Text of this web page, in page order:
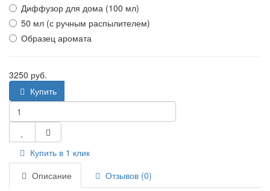
Диффузор для дома (100 мл)
50 мл (с ручным распылителем)
Образец аромата
3250 руб.
Купить
Купить в 1 клик
Описание
Отзывов (0)